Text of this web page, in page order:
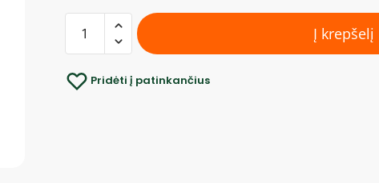
Į krepšelį
Pridėti į patinkančius